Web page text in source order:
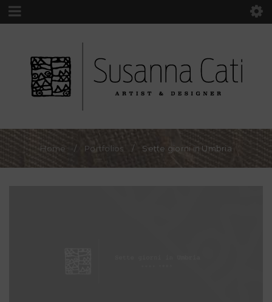
Home / Portfolios / Sette giorni in Umbria